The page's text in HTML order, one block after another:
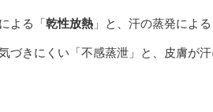
よる「乾性放熱 」と、汗の蒸発によ
づきにくい「不感蒸泄」と、皮膚が